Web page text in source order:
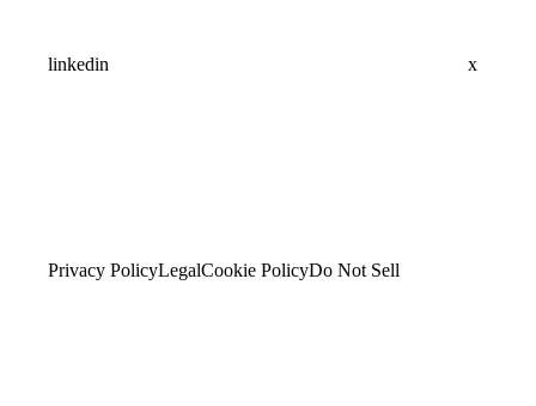
linkedin x
Privacy PolicyLegalCookie PolicyDo Not Sell